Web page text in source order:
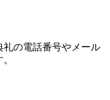
礼の電話番号やメール